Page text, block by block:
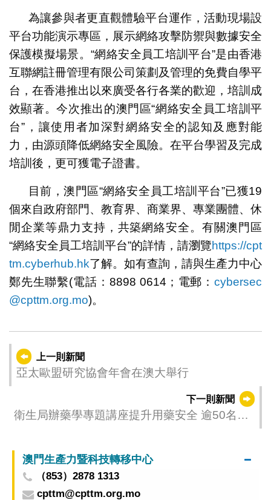
為讓參與者更直觀體驗平台運作，活動現場設
平台功能演示專區，展示網絡攻擊防禦與數據安全
保護模擬場景。“網絡安全員工培訓平台”是由香港
互聯網註冊管理有限公司策劃及管理的免費自學平
台，在香港推出以來廣受各行各業的歡迎，培訓成
效顯著。今次推出的澳門區“網絡安全員工培訓平
台”，讓使用者加深對網絡安全的認知及應對能
力，由源頭降低網絡安全風險。在平台學習及完成
培訓後，更可獲電子證書。
目前，澳門區“網絡安全員工培訓平台”已獲19
個來自政府部門、教育界、商業界、專業團體、休
閒企業等鼎力支持，共築網絡安全。有關澳門區
“網絡安全員工培訓平台”的詳情，請瀏覽https://cpt
tm.cyberhub.hk了解。如有查詢，請與生產力中心
鄭先生聯繫(電話：8898 0614；電郵：cybersec
@cpttm.org.mo)。
上一則新聞
亞太歐盟研究協會年會在澳大舉行
下一則新聞
衛生局辦藥學專題講座提升用藥安全 逾50名業
澳門生產力暨科技轉移中心
（853）2878 1313
cpttm@cpttm.org.mo